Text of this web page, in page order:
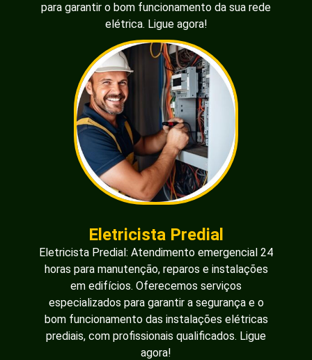
para garantir o bom funcionamento da sua rede
elétrica. Ligue agora!
Eletricista Predial
Eletricista Predial: Atendimento emergencial 24
horas para manutenção, reparos e instalações
em edifícios. Oferecemos serviços
especializados para garantir a segurança e o
bom funcionamento das instalações elétricas
prediais, com profissionais qualificados. Ligue
agora!